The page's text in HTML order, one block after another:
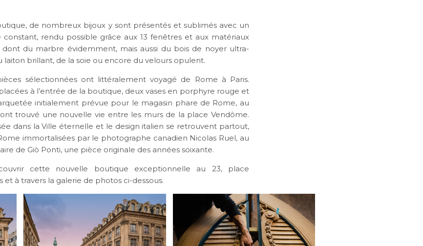
de nombreux bijoux y sont présentés et sublimés avec un
rendu possible grâce aux 13 fenêtres et aux matériaux
dont du marbre évidemment, mais aussi du bois de noyer ultra-
laiton brillant, de la soie ou encore du velours opulent.
sélectionnées ont littéralement voyagé de Rome à Paris.
à l’entrée de la boutique, deux vases en porphyre rouge et
initialement prévue pour le magasin phare de Rome, au
trouvé une nouvelle vie entre les murs de la place Vendôme.
dans la Ville éternelle et le design italien se retrouvent partout,
immortalisées par le photographe canadien Nicolas Ruel, au
de Giò Ponti, une pièce originale des années soixante.
cette nouvelle boutique exceptionnelle au 23, place
et à travers la galerie de photos ci-dessous.